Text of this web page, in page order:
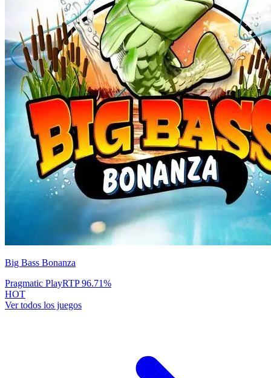
Big Bass Bonanza
Pragmatic PlayRTP96.71%
HOT
Ver todos los juegos